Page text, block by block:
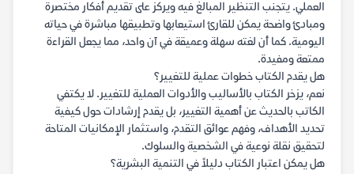
العملي. يتجنب التنظير المبالغ فيه ويركز على تقديم أفكار مختصرة
ومبادئ واضحة يمكن للقارئ استيعابها وتطبيقها مباشرة في حياته
اليومية. كما أن لغته سهلة وعميقة في آن واحد، مما يجعل القراءة
ممتعة ومفيدة.
هل يقدم الكتاب خطوات عملية للتغيير؟
نعم، يزخر الكتاب بالأساليب والأدوات العملية للتغيير. لا يكتفي
الكاتب بالحديث عن أهمية التغيير، بل يقدم إرشادات حول كيفية
تحديد الأهداف، وفهم عوائق التقدم، واستثمار الإمكانيات المتاحة
لتحقيق نقلة نوعية في الشخصية والسلوك.
هل يمكن اعتبار الكتاب دليلاً في التنمية البشرية؟